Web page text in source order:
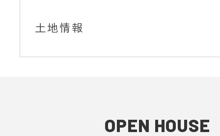
土地情報
OPEN HOUSE